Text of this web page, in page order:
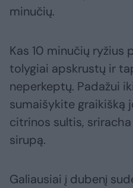
minučių.
Kas 10 minučių ryžius
tolygiai apskrustų ir
neperkeptų. Padažui
sumaišykite graikišką
citrinos sultis,
sirupą.
Galiausiai į dubenį